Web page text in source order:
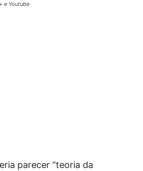
e Youtube
parecer “teoria da